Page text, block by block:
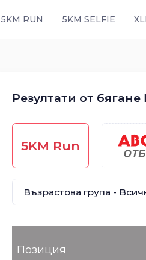
5KM RUN 5KM SELFIE
Резултати от
5KM Run
Позиция